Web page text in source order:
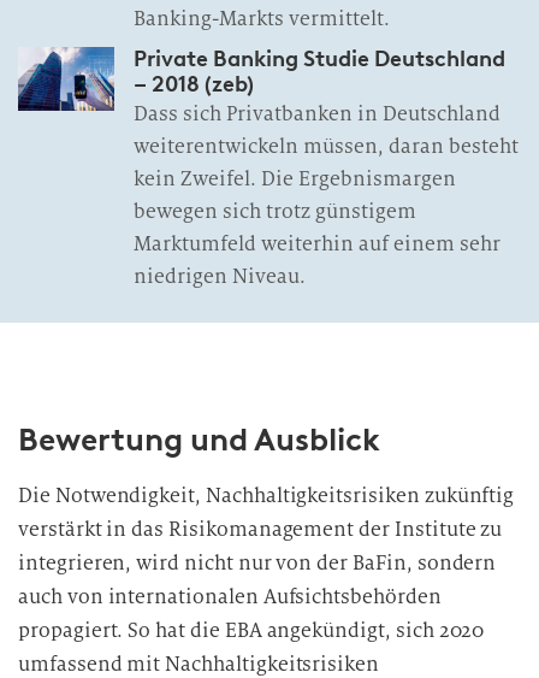
Banking-Markts vermittelt.
Private Banking Studie Deutschland
– 2018 (zeb)
Dass sich Privatbanken in Deutschland
weiterentwickeln müssen, daran besteht
kein Zweifel. Die Ergebnismargen
bewegen sich trotz günstigem
Marktumfeld weiterhin auf einem sehr
niedrigen Niveau.
Bewertung und Ausblick
Die Notwendigkeit, Nachhaltigkeitsrisiken zukünftig
verstärkt in das Risikomanagement der Institute zu
integrieren, wird nicht nur von der BaFin, sondern
auch von internationalen Aufsichtsbehörden
propagiert. So hat die EBA angekündigt, sich 2020
umfassend mit Nachhaltigkeitsrisiken